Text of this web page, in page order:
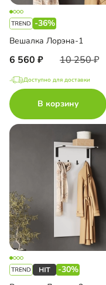
-36%
Вешалка Лорэна-1
6 560 10 250
Доступно для доставки
В корзину
-30%